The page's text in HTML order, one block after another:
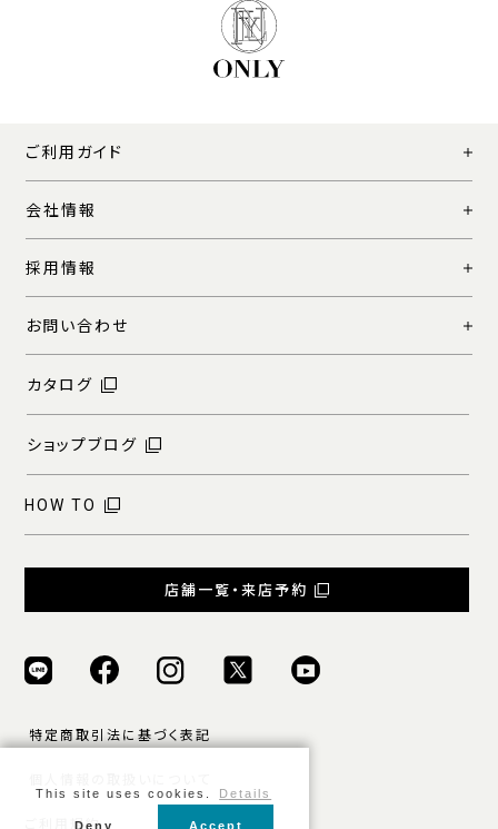
ご利用ガイド
会社情報
採用情報
お問い合わせ
カタログ
ショップブログ
HOW TO
店舗一覧・来店予約
特定商取引法に基づく表記
ご利用規約
This site uses cookies. Details
Deny Accept